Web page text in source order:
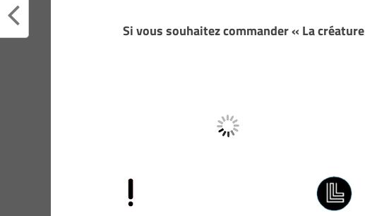
Si vous souhaitez commander « La